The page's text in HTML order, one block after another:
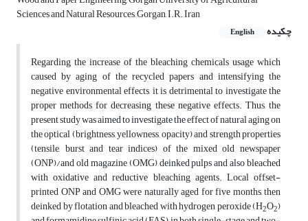
Sciences and Natural Resources, Gorgan, I.R. Iran
چکیده
English
Regarding the increase of the bleaching chemicals usage which
caused by aging of the recycled papers and intensifying the
negative environmental effects, it is detrimental to investigate the
proper methods for decreasing these negative effects. Thus, the
present study was aimed to investigate the effect of natural aging on
the optical (brightness, yellowness, opacity) and strength properties
(tensile, burst and tear indices) of the mixed old newspaper
(ONP)/and old magazine (OMG) deinked pulps and also bleached
with oxidative and reductive bleaching agents. Local offset-
printed ONP and OMG were naturally aged for five months, then
deinked by flotation and bleached with hydrogen peroxide (H2O2)